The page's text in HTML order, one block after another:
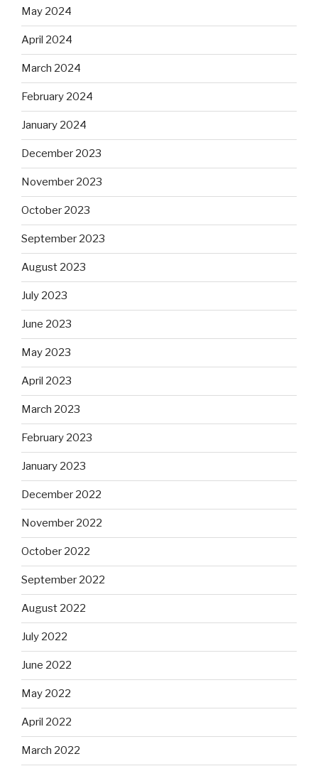
May 2024
April 2024
March 2024
February 2024
January 2024
December 2023
November 2023
October 2023
September 2023
August 2023
July 2023
June 2023
May 2023
April 2023
March 2023
February 2023
January 2023
December 2022
November 2022
October 2022
September 2022
August 2022
July 2022
June 2022
May 2022
April 2022
March 2022